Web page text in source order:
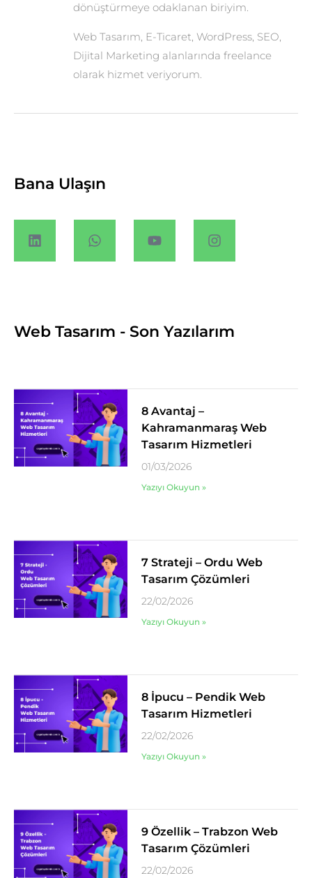
dönüştürmeye odaklanan biriyim.
Web Tasarım, E-Ticaret, WordPress, SEO,
Dijital Marketing alanlarında freelance
olarak hizmet veriyorum.
Bana Ulaşın
Web Tasarım - Son Yazılarım
8 Avantaj –
Kahramanmaraş Web
Tasarım Hizmetleri
01/03/2026
Yazıyı Okuyun »
7 Strateji – Ordu Web
Tasarım Çözümleri
22/02/2026
Yazıyı Okuyun »
8 İpucu – Pendik Web
Tasarım Hizmetleri
22/02/2026
Yazıyı Okuyun »
9 Özellik – Trabzon Web
Tasarım Çözümleri
22/02/2026